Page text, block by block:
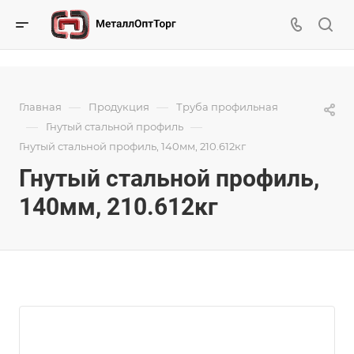
Главная — Продукция — Труба профильная
— Гнутый стальной профиль —
Гнутый стальной профиль, 140мм, 210.612кг
Гнутый стальной профиль,
140мм, 210.612кг